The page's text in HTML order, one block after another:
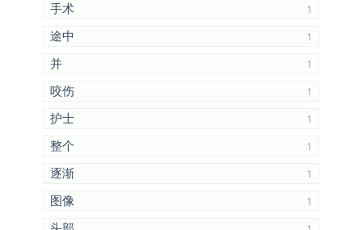
手术 1
途中 1
并 1
咬伤 1
护士 1
整个 1
逐渐 1
图像 1